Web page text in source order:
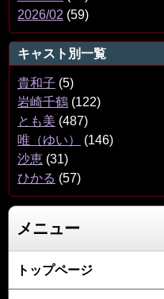
2026/02 (59)
キャスト別一覧
貴和子 (5)
岩崎千鶴 (122)
とも美 (487)
唯（ゆい）
(146)
沙恵 (31)
ひかる (57)
メニュー
トップページ